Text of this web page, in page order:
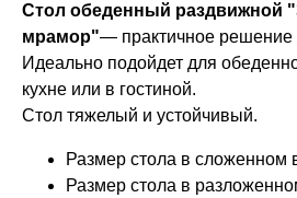
Стол обеденный раздвижной
мрамор"— практичное решение
Идеально подойдет для
кухне или в гостиной.
Стол тяжелый и устойчивый.
Размер стола в сложенном
Размер стола в